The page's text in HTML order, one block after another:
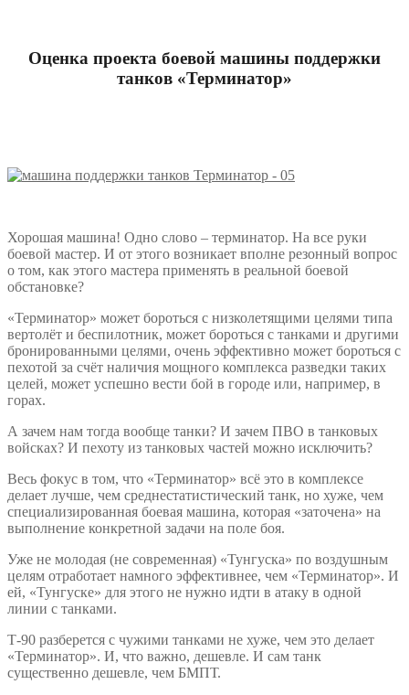
Оценка проекта боевой машины поддержки
танков «Терминатор»
Хорошая машина! Одно слово – терминатор. На все руки
боевой мастер. И от этого возникает вполне резонный вопрос
о том, как этого мастера применять в реальной боевой
обстановке?
«Терминатор» может бороться с низколетящими целями типа
вертолёт и беспилотник, может бороться с танками и другими
бронированными целями, очень эффективно может бороться с
пехотой за счёт наличия мощного комплекса разведки таких
целей, может успешно вести бой в городе или, например, в
горах.
А зачем нам тогда вообще танки? И зачем ПВО в танковых
войсках? И пехоту из танковых частей можно исключить?
Весь фокус в том, что «Терминатор» всё это в комплексе
делает лучше, чем среднестатистический танк, но хуже, чем
специализированная боевая машина, которая «заточена» на
выполнение конкретной задачи на поле боя.
Уже не молодая (не современная) «Тунгуска» по воздушным
целям отработает намного эффективнее, чем «Терминатор». И
ей, «Тунгуске» для этого не нужно идти в атаку в одной
линии с танками.
Т-90 разберется с чужими танками не хуже, чем это делает
«Терминатор». И, что важно, дешевле. И сам танк
существенно дешевле, чем БМПТ.